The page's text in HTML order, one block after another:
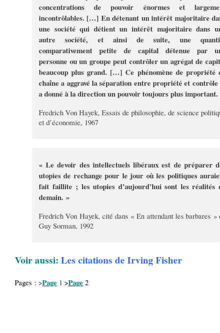
concentrations de pouvoir énormes et
incontrôlables. […] En détenant un intérêt majoritaire
une société qui détient un intérêt majoritaire dans
autre société, et ainsi de suite, une
comparativement petite de capital détenue par
personne ou un groupe peut contrôler un agrégat de
beaucoup plus grand. […] Ce phénomène de propriété
chaîne a aggravé la séparation entre propriété et contrôle
a donné à la direction un pouvoir toujours plus important.
Fredrich Von Hayek, Essais de philosophie, de science
et d’économie, 1967
« Le devoir des intellectuels libéraux est de préparer
utopies de rechange pour le jour où les politiques
fait faillite ; les utopies d’aujourd’hui sont les réalités
demain. »
Fredrich Von Hayek, cité dans « En attendant les barbares »
Guy Sorman, 1992
Voir aussi: Les citations de Irving Fisher
Pages : >Page 1 >Page 2